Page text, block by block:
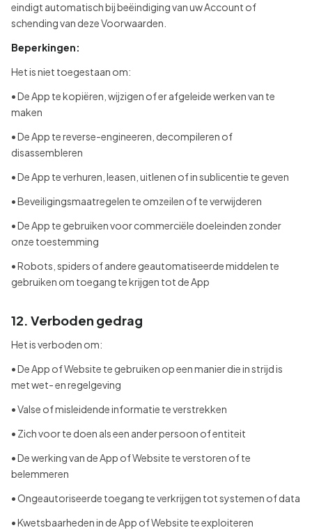
eindigt automatisch bij beëindiging van uw Account of
schending van deze Voorwaarden.
Beperkingen:
Het is niet toegestaan om:
• De App te kopiëren, wijzigen of er afgeleide werken van te
maken
• De App te reverse-engineeren, decompileren of
disassembleren
• De App te verhuren, leasen, uitlenen of in sublicentie te geven
• Beveiligingsmaatregelen te omzeilen of te verwijderen
• De App te gebruiken voor commerciële doeleinden zonder
onze toestemming
• Robots, spiders of andere geautomatiseerde middelen te
gebruiken om toegang te krijgen tot de App
12. Verboden gedrag
Het is verboden om:
• De App of Website te gebruiken op een manier die in strijd is
met wet- en regelgeving
• Valse of misleidende informatie te verstrekken
• Zich voor te doen als een ander persoon of entiteit
• De werking van de App of Website te verstoren of te
belemmeren
• Ongeautoriseerde toegang te verkrijgen tot systemen of data
• Kwetsbaarheden in de App of Website te exploiteren